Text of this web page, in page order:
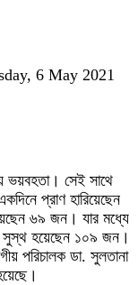
6 May 2021
ভয়বহতা। সেই সাথে
প্রাণ হারিয়েছেন
৬৯ জন। যার মধ্যে
সুস্থ হয়েছেন ১০৯ জন।
পরিচালক ডা. সুলতানা